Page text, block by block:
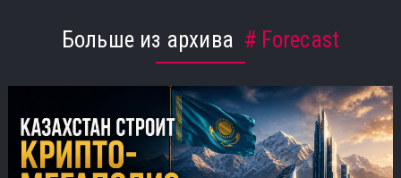
Больше из архива Forecast